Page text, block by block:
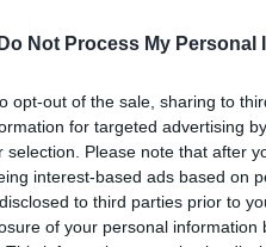
Do Not Process My Personal
opt-out of the sale, sharing to
for targeted advertising
selection. Please note that after
interest-based ads based on
to third parties prior to
of your personal information
περιοδεία του 2022
του
απλά σε
του συγκροτήματος
που κρατάει και το